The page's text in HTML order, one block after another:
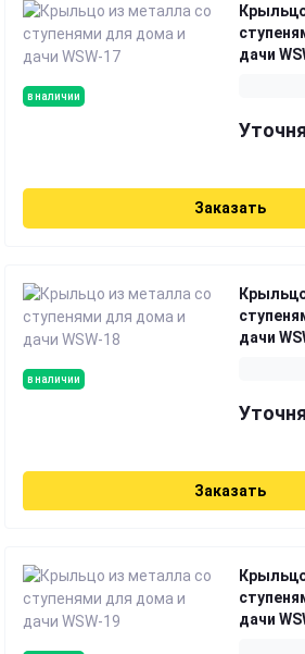
в наличии
дачи
Заказать
в наличии
дачи
Заказать
дачи